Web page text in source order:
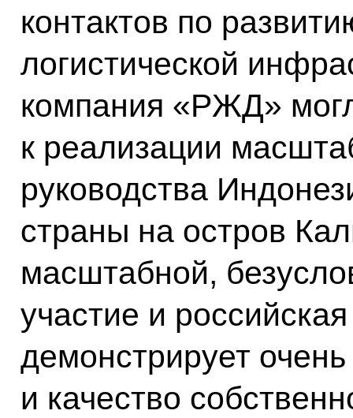
контактов по
логистической
компания «РЖД»
к реализации
руководства
страны на остров
масштабной,
участие и
демонстрирует
и качество